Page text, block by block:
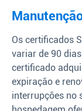
Os certificados
variar de 90
certificado
expiração e
interrupções no